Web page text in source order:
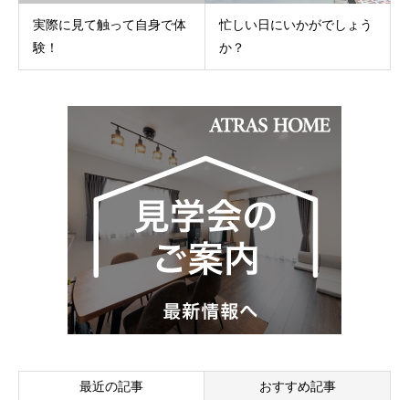
実際に見て触って自身で体
験！
忙しい日にいかがでしょう
か？
最近の記事 おすすめ記事